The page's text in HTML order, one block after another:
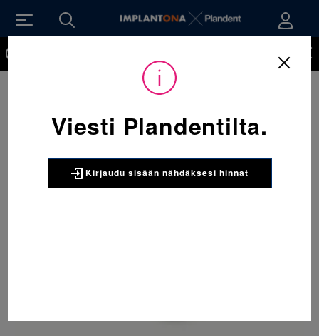
Viesti Plandentilta.
Kirjaudu sisään nähdäksesi hinnat